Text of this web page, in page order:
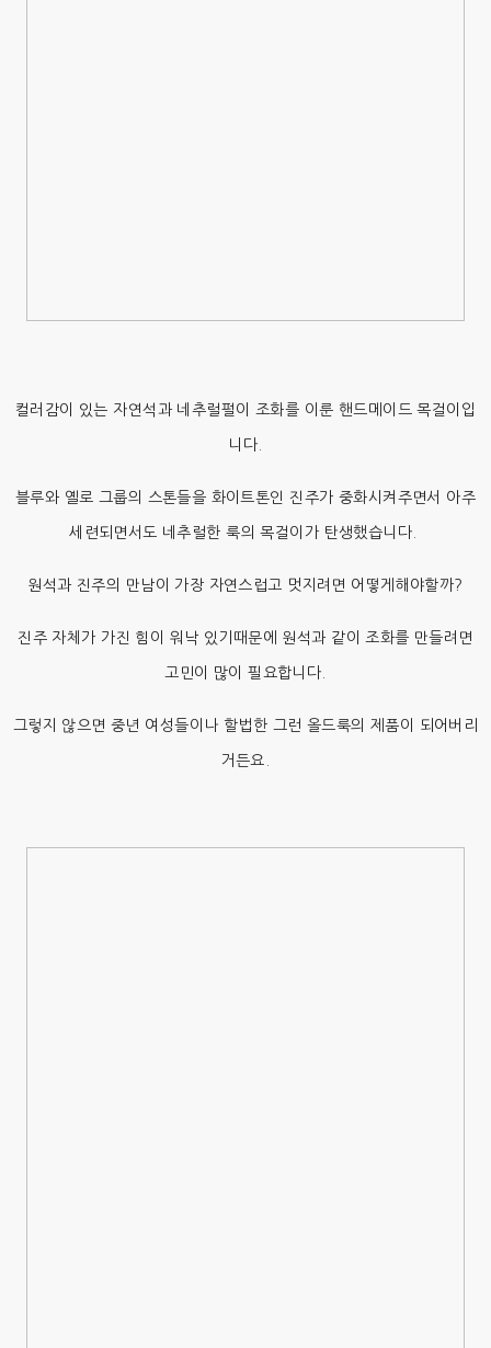
컬러감이 있는 자연석과 네추럴펄이 조화를 이룬 핸드메이드 목걸이입
니다.
블루와 옐로 그룹의 스톤들을 화이트톤인 진주가 중화시켜주면서 아주
세련되면서도 네추럴한 룩의 목걸이가 탄생했습니다.
원석과 진주의 만남이 가장 자연스럽고 멋지려면 어떻게해야할까?
진주 자체가 가진 힘이 워낙 있기때문에 원석과 같이 조화를 만들려면
고민이 많이 필요합니다.
그렇지 않으면 중년 여성들이나 할법한 그런 올드룩의 제품이 되어버리
거든요.